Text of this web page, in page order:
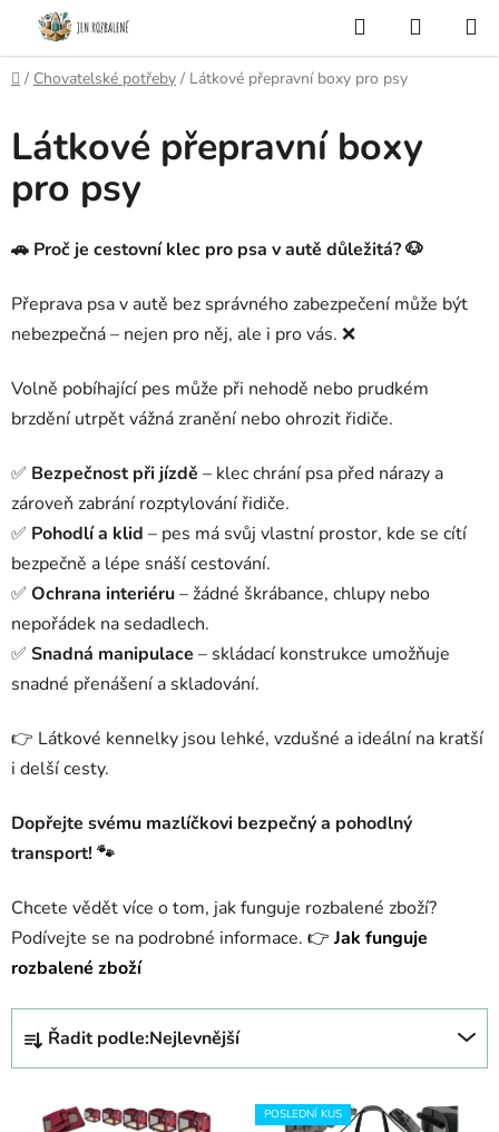
Přejít
obsah
Hledat
KOŠÍK
Domů
/ Chovatelské potřeby / Látkové přepravní boxy pro psy
Látkové přepravní boxy
pro psy
🚗 Proč je cestovní klec pro psa v autě důležitá? 🐶
Přeprava psa v autě bez správného zabezpečení může být
nebezpečná – nejen pro něj, ale i pro vás. ❌
Volně pobíhající pes může při nehodě nebo prudkém
brzdění utrpět vážná zranění nebo ohrozit řidiče.
✅ Bezpečnost při jízdě – klec chrání psa před nárazy a
zároveň zabrání rozptylování řidiče.
✅ Pohodlí a klid – pes má svůj vlastní prostor, kde se cítí
bezpečně a lépe snáší cestování.
✅ Ochrana interiéru– žádné škrábance, chlupy nebo
nepořádek na sedadlech.
✅ Snadná manipulace – skládací konstrukce umožňuje
snadné přenášení a skladování.
👉 Látkové kennelky jsou lehké, vzdušné a ideální na kratší
i delší cesty.
Dopřejte svému mazlíčkovi bezpečný a pohodlný
transport! 🐾
Chcete vědět více o tom, jak funguje rozbalené zboží?
Podívejte se na podrobné informace. 👉Jak funguje
rozbalené zboží
Ř
z
Řadit podle:Nejlevnější
POSLEDNÍ KUS